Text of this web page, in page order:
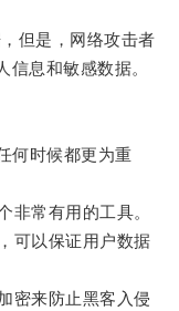
但是，网络攻击者
息和敏感数据。
时候都更为重
常有用的工具。
以保证用户数据
来防止黑客入侵